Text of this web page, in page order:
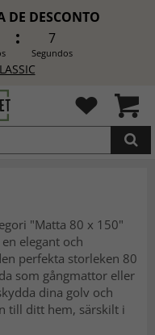
DE DESCONTO
5
Segundos
"Matta 80 x 150"
elegant och
perfekta storleken 80
som gångmattor eller
dina golv och
till ditt hem, särskilt i